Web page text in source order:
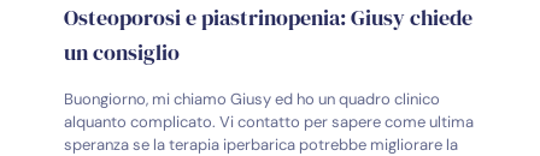
Osteoporosi e piastrinopenia: Giusy chiede
un consiglio
Buongiorno, mi chiamo Giusy ed ho un quadro clinico
alquanto complicato. Vi contatto per sapere come ultima
speranza se la terapia iperbarica potrebbe migliorare la